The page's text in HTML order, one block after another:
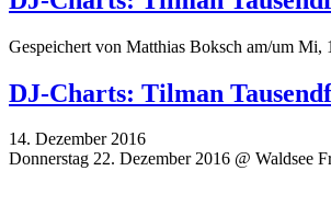
Gespeichert von Matthias Boksch am/um Mi,
DJ-Charts: Tilman
14. Dezember 2016
Donnerstag 22. Dezember 2016 @ Waldsee